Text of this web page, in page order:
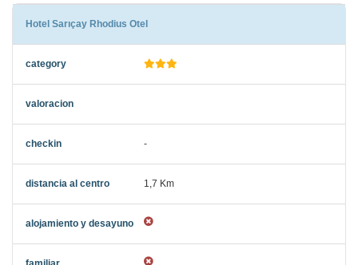
Hotel Sarıçay Rhodius Otel
-
1,7 Km